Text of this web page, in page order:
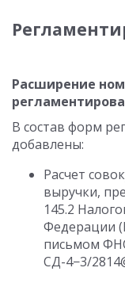
Расширение
В состав форм
добавлены:
Расчет
выручки,
145.2
Федерации
письмом
СД-4−3/